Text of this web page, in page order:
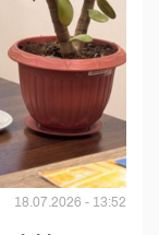
18.07.2026 - 13:52